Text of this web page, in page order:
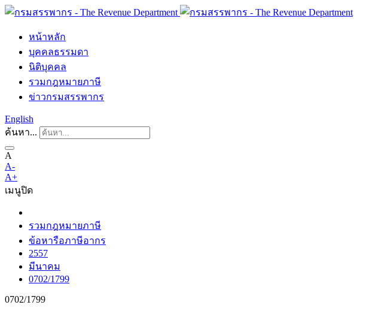
หน้าหลัก
บุคคลธรรมดา
นิติบุคคล
รวมกฎหมายภาษี
ข่าวกรมสรรพากร
English
ค้นหา...
A
A-
A+
เมนูปิด
รวมกฎหมายภาษี
ข้อหารือภาษีอากร
2557
มีนาคม
0702/1799
0702/1799